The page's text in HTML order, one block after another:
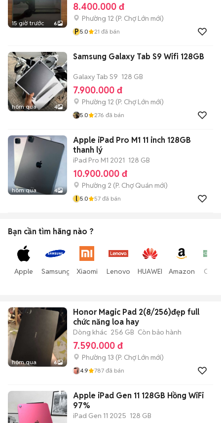
15 giờ trước 6
8.400.000 đ
Phường 12 (P. Chợ Lớn mới)
P 5.0 21 đã bán
hôm qua 4
Samsung Galaxy Tab S9 Wifi 128GB
Galaxy Tab S9 128 GB
7.900.000 đ
Phường 12 (P. Chợ Lớn mới)
5.0 276 đã bán
hôm qua 4
Apple iPad Pro M1 11 inch 128GB
thanh lý
iPad Pro M1 2021 128 GB
10.900.000 đ
Phường 2 (P. Chợ Quán mới)
l 5.0 57 đã bán
Bạn cần tìm hãng nào ?
Apple Samsung Xiaomi Lenovo HUAWEI Amazon
hôm qua 6
Honor Magic Pad 2(8/256)đẹp full
chức năng loa hay
Dòng khác 256 GB Còn bảo hành
7.590.000 đ
Phường 13 (P. Chợ Lớn mới)
4.9 787 đã bán
Apple iPad Gen 11 128GB Hồng WiFi
97%
iPad Gen 11 2025 128 GB